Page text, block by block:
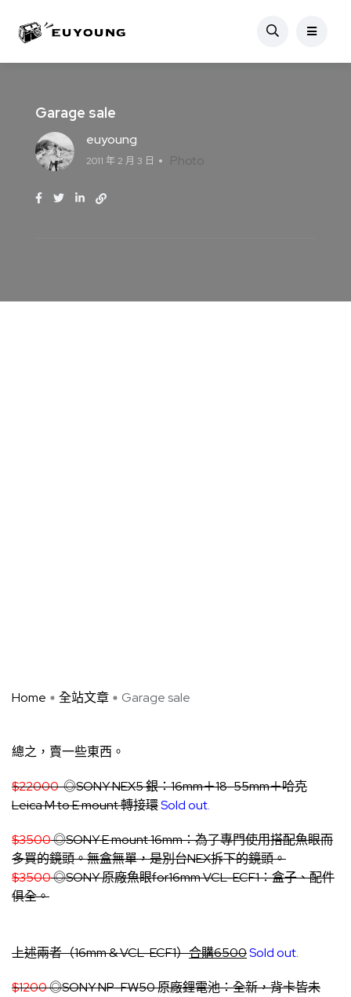
Garage sale
euyoung
2011 年 2 月 3 日 Photo
Home 全站文章 Garage sale
總之，賣一些東西。
$22000◎SONY NEX5 銀：16mm＋18-55mm＋哈克
Leica M to E mount 轉接環Sold out.
$3500◎SONY E mount 16mm：為了專門使用搭配魚眼而
多買的鏡頭。無盒無單，是別台NEX拆下的鏡頭。
$3500◎SONY 原廠魚眼for16mm VCL-ECF1：盒子、配件
俱全。
上述兩者（16mm & VCL-ECF1）合購6500Sold out.
$1200◎SONY NP-FW50 原廠鋰電池：全新，背卡皆未